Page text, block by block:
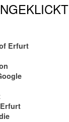
Erfurt